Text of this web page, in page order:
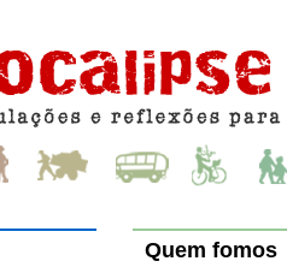
Quem fomos